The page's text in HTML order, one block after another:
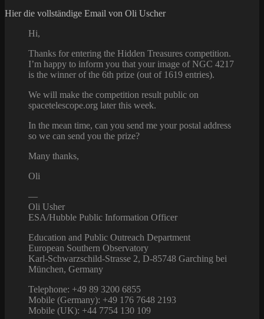
Hier die vollständige Email von Oli Uscher
Hi,
Thanks for entering the Hidden Treasures competition.
I’m happy to inform you that your image of NGC 4217
is the winner of the 6th prize (out of 1619 entries).
We will make the competition result public on
spacetelescope.org later this week.
In the mean time, can you send me your postal address
so we can send you the prize?
Many thanks,
Oli
—
Oli Usher
ESA/Hubble Public Information Officer
Education and Public Outreach Department
European Southern Observatory
Karl-Schwarzschild-Strasse 2, D-85748 Garching bei
München, Germany
Telephone: +49 89 3200 6855
Mobile (Germany): +49 176 7648 2193
Mobile (UK): +44 7754 130 109